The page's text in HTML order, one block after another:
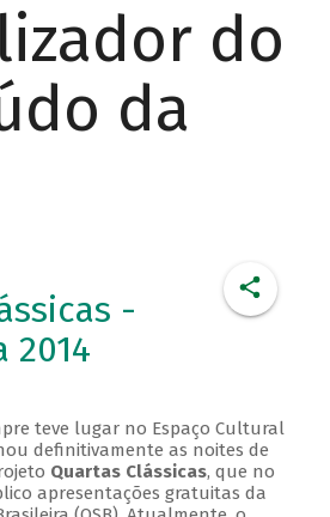
do
da
-
2014
teve lugar no Espaço Cultural
definitivamente as noites de
Quartas Clássicas, que no
apresentações gratuitas da